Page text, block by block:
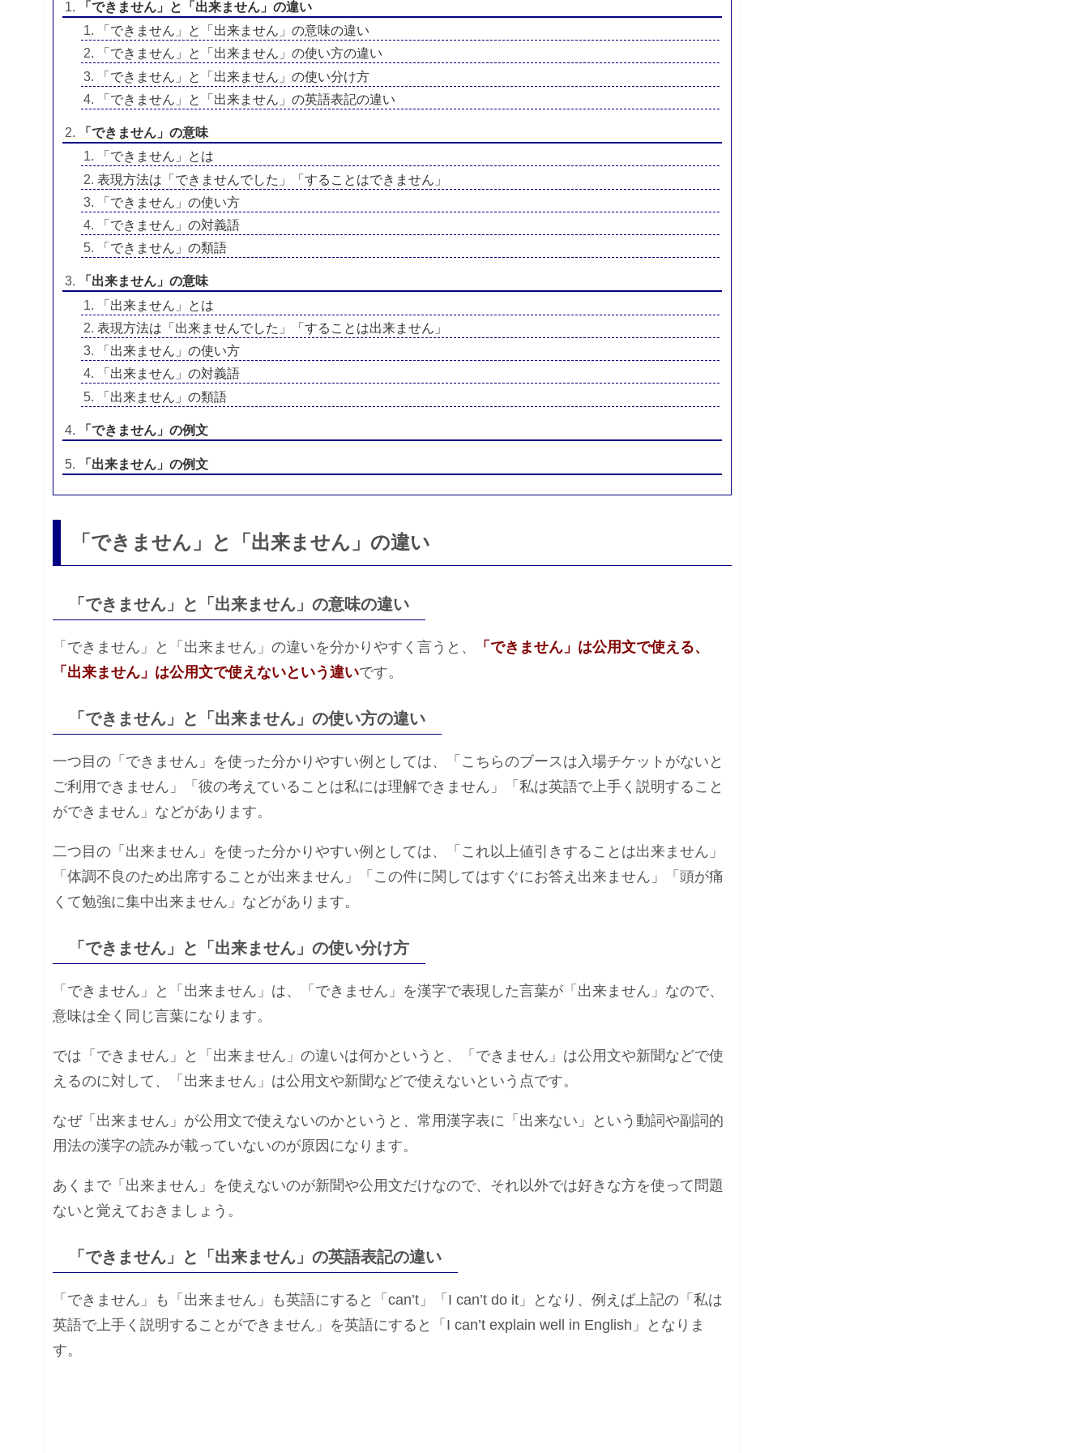
「できません」と「出来ません」の違い
「できません」と「出来ません」の意味の違い
「できません」と「出来ません」の使い方の違い
「できません」と「出来ません」の使い分け方
「できません」と「出来ません」の英語表記の違い
「できません」の意味
「できません」とは
表現方法は「できませんでした」「することはできません」
「できません」の使い方
「できません」の対義語
「できません」の類語
「出来ません」の意味
「出来ません」とは
表現方法は「出来ませんでした」「することは出来ません」
「出来ません」の使い方
「出来ません」の対義語
「出来ません」の類語
「できません」の例文
「出来ません」の例文
「できません」と「出来ません」の違い
「できません」と「出来ません」の意味の違い
「できません」と「出来ません」の違いを分かりやすく言うと、
「できません」は公用文で使える、
「出来ません」は公用文で使えないという違いです。
「できません」と「出来ません」の使い方の違い
一つ目の「できません」を使った分かりやすい例としては、「こちらのブースは入場チケットがないと
ご利用できません」「彼の考えていることは私には理解できません」「私は英語で上手く説明すること
ができません」などがあります。
二つ目の「出来ません」を使った分かりやすい例としては、「これ以上値引きすることは出来ません」
「体調不良のため出席することが出来ません」「この件に関してはすぐにお答え出来ません」「頭が痛
くて勉強に集中出来ません」などがあります。
「できません」と「出来ません」の使い分け方
「できません」と「出来ません」は、「できません」を漢字で表現した言葉が「出来ません」なので、
意味は全く同じ言葉になります。
では「できません」と「出来ません」の違いは何かというと、「できません」は公用文や新聞などで使
えるのに対して、「出来ません」は公用文や新聞などで使えないという点です。
なぜ「出来ません」が公用文で使えないのかというと、常用漢字表に「出来ない」という動詞や副詞的
用法の漢字の読みが載っていないのが原因になります。
あくまで「出来ません」を使えないのが新聞や公用文だけなので、それ以外では好きな方を使って問題
ないと覚えておきましょう。
「できません」と「出来ません」の英語表記の違い
「できません」も「出来ません」も英語にすると「can’t」「I can’t do it」となり、例えば上記の「私は
英語で上手く説明することができません」を英語にすると「I can’t explain well in English」となりま
す。